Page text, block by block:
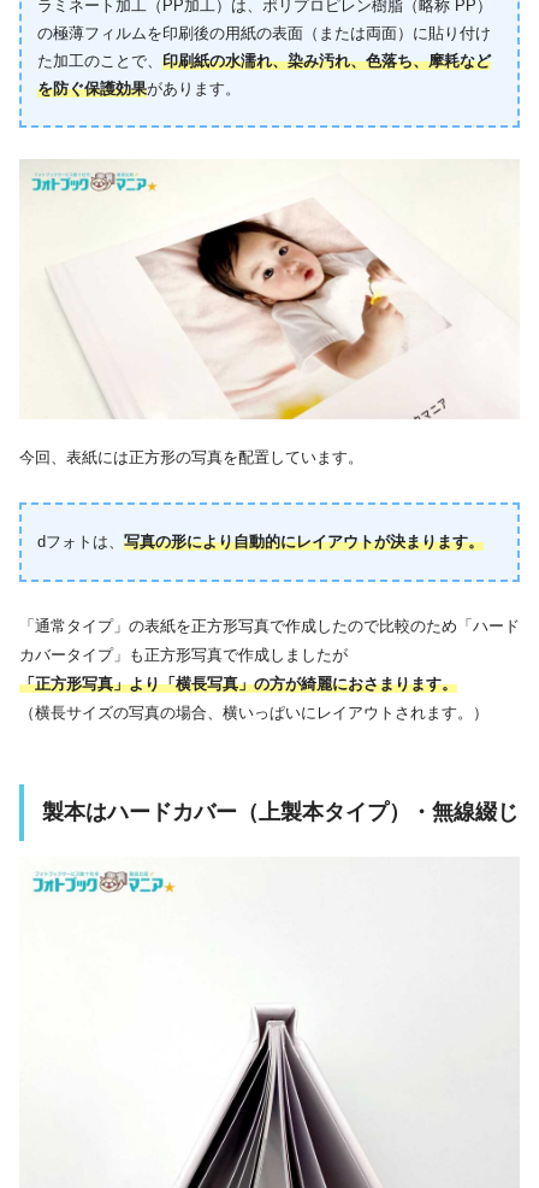
ラミネート加工（PP加工）は、ポリプロピレン樹脂（略称 PP）
の極薄フィルムを印刷後の用紙の表面（または両面）に貼り付け
た加工のことで、 印刷紙の水濡れ、染み汚れ、色落ち、摩耗など
を防ぐ保護効果があります。
今回、表紙には正方形の写真を配置しています。
dフォトは、 写真の形により自動的にレイアウトが決まります。
「通常タイプ」の表紙を正方形写真で作成したので比較のため「ハード
カバータイプ」も正方形写真で作成しましたが
「正方形写真」より「横長写真」の方が綺麗におさまります。
（横長サイズの写真の場合、横いっぱいにレイアウトされます。）
製本はハードカバー（上製本タイプ）・無線綴じ